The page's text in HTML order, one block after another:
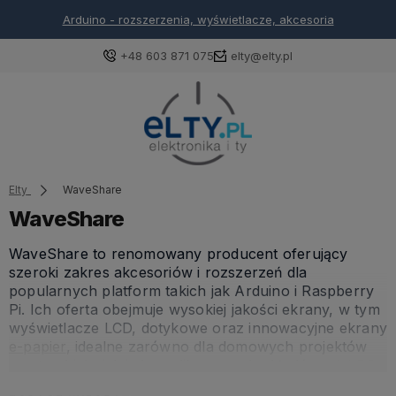
Arduino - rozszerzenia, wyświetlacze, akcesoria
+48 603 871 075 elty@elty.pl
Elty WaveShare
WaveShare
WaveShare to renomowany producent oferujący
szeroki zakres akcesoriów i rozszerzeń dla
popularnych platform takich jak Arduino i Raspberry
Pi. Ich oferta obejmuje wysokiej jakości ekrany, w tym
wyświetlacze LCD, dotykowe oraz innowacyjne ekrany
, idealne zarówno dla domowych projektów